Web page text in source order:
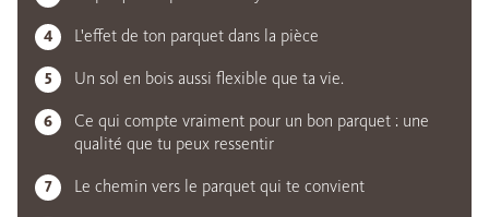
L'effet de ton parquet dans la pièce
Un sol en bois aussi flexible que ta vie.
Ce qui compte vraiment pour un bon parquet : une
qualité que tu peux ressentir
Le chemin vers le parquet qui te convient